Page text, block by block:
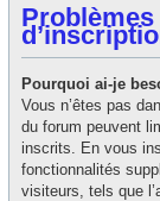
Pourquoi ai-je
Vous n’êtes pas
du forum peuvent
inscrits. En vous
fonctionnalités
visiteurs, tels que